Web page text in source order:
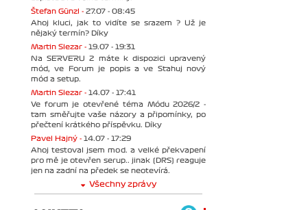
Štefan Günzl - 27.07 - 08:45
Ahoj kluci, jak to vidíte se srazem ? Už je
nějaký termín? Díky
Martin Slezar - 19.07 - 19:31
Na SERVERU 2 máte k dispozici upravený
mód, ve Forum je popis a ve Stahuj nový
mód a setup.
Martin Slezar - 14.07 - 17:41
Ve forum je otevřené téma Módu 2026/2 -
tam směřujte vaše názory a připomínky, po
přečtení krátkého příspěvku. Díky
Pavel Hajný - 14.07 - 17:29
Ahoj testoval jsem mod. a velké překvapení
pro mě je otevřen serup.. jinak (DRS) reaguje
jen na zadní na předek se neotevírá.
Všechny zprávy